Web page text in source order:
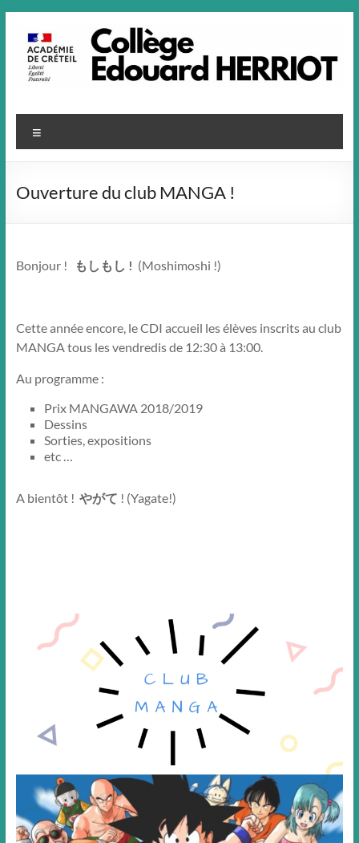
contenu
Ouverture du club MANGA !
Bonjour ! もしもし ! (Moshimoshi !)
Cette année encore, le CDI accueil les élèves inscrits au club
MANGA tous les vendredis de 12:30 à 13:00.
Au programme :
Prix MANGAWA 2018/2019
Dessins
Sorties, expositions
etc …
A bientôt ! やがて ! (Yagate!)